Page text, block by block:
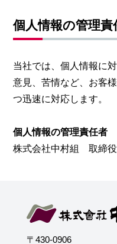
個人情報の管理責
当社では、個人情報に
意見、苦情など、お客
つ迅速に対応します。
個人情報の管理責任者
株式会社中村組 取締
〒430-0906